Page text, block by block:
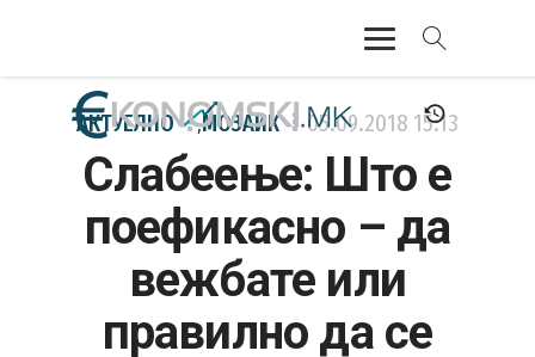
АКТУЕЛНО
ЕКОНОМИЈА
ФИНАНСИИ
БАНКАРСТВО
АКТУЕЛНО ,МОЗАИК 05.09.2018 15:13
Слабеење: Што е
поефикасно – да
вежбате или
правилно да се